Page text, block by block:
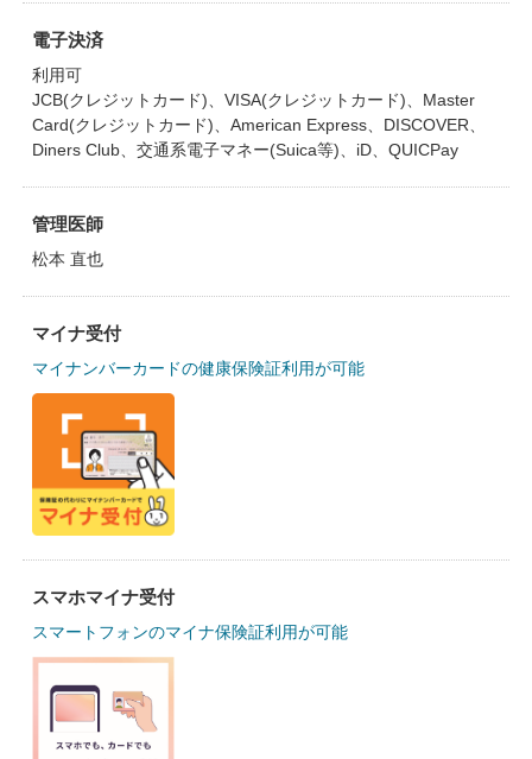
電子決済
利用可
JCB(クレジットカード)、VISA(クレジットカード)、Master
Card(クレジットカード)、American Express、DISCOVER、
Diners Club、交通系電子マネー(Suica等)、iD、QUICPay
管理医師
松本 直也
マイナ受付
マイナンバーカードの健康保険証利用が可能
スマホマイナ受付
スマートフォンのマイナ保険証利用が可能